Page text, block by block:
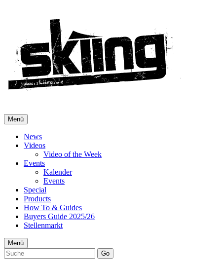
Menü
News
Videos
Video of the Week
Events
Kalender
Events
Special
Products
How To & Guides
Buyers Guide 2025/26
Stellenmarkt
Menü
Go